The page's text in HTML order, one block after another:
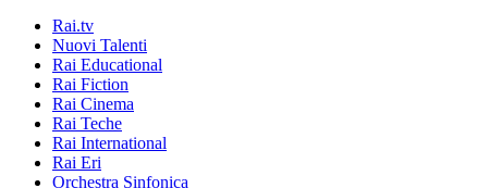
Rai.tv
Nuovi Talenti
Rai Educational
Rai Fiction
Rai Cinema
Rai Teche
Rai International
Rai Eri
Orchestra Sinfonica